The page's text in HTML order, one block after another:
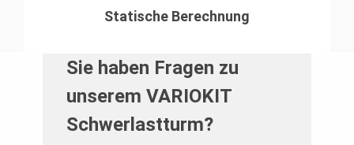
Statische Berechnung
Sie haben Fragen zu
unserem VARIOKIT
Schwerlastturm?